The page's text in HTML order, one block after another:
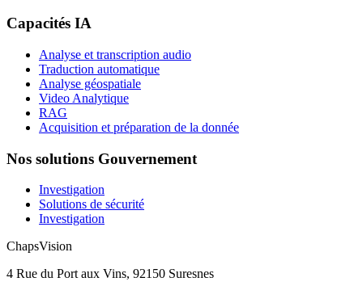
Capacités IA
Analyse et transcription audio
Traduction automatique
Analyse géospatiale
Video Analytique
RAG
Acquisition et préparation de la donnée
Nos solutions Gouvernement
Investigation
Solutions de sécurité
Investigation
ChapsVision
4 Rue du Port aux Vins, 92150 Suresnes